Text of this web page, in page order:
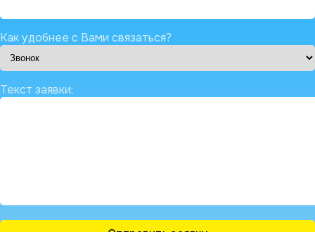
Как удобнее с Вами связаться?
Текст заявки: